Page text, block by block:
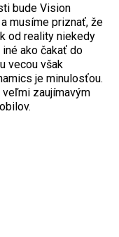
bude Vision
musíme priznať, že
od reality niekedy
ako čakať do
vecou však
je minulosťou.
zaujímavým